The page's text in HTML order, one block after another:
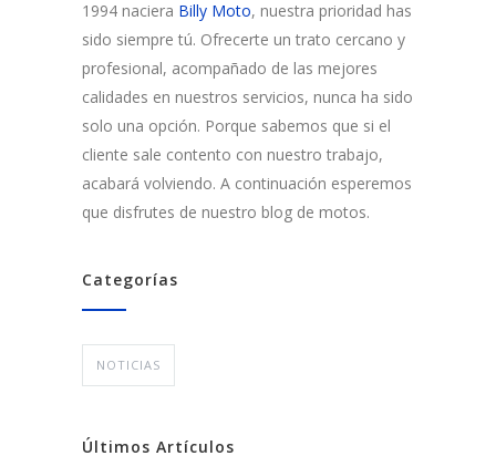
1994 naciera Billy Moto, nuestra prioridad has
sido siempre tú. Ofrecerte un trato cercano y
profesional, acompañado de las mejores
calidades en nuestros servicios, nunca ha sido
solo una opción. Porque sabemos que si el
cliente sale contento con nuestro trabajo,
acabará volviendo. A continuación esperemos
que disfrutes de nuestro blog de motos.
Categorías
NOTICIAS
Últimos Artículos